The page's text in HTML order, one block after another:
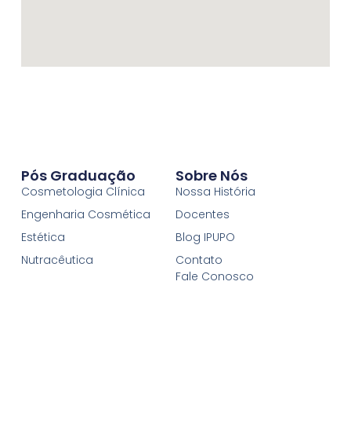
Pós Graduação
Cosmetologia Clínica
Engenharia Cosmética
Estética
Nutracêutica
Sobre Nós
Nossa História
Docentes
Blog IPUPO
Contato
Fale Conosco